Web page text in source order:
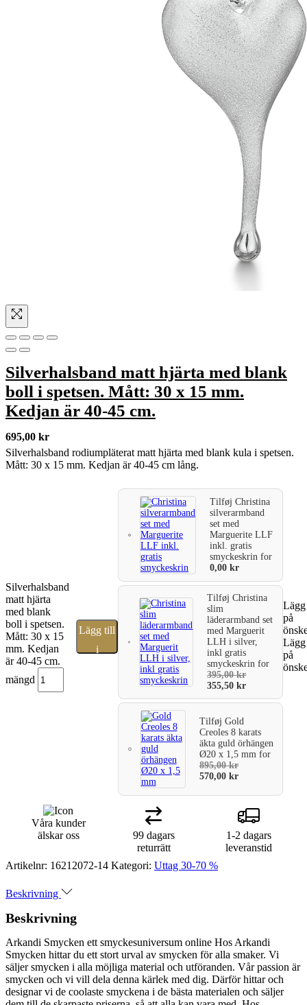
Silverhalsband matt hjärta med blank
boll i spetsen. Mått: 30 x 15 mm.
Kedjan är 40-45 cm.
695,00 kr
Silverhalsband rodiumpläterat matt hjärta med blank kula i spetsen.
Mått: 30 x 15 mm. Kedjan är 40-45 cm lång.
Silverhalsband
matt hjärta
med blank
boll i spetsen.
Mått: 30 x 15
mm. Kedjan
är 40-45 cm.
mängd
Lägg till
i
TilføjChristina
silverarmband
set med
Marguerite LLF
inkl. gratis
smyckeskrinfor
0,00kr
TilføjChristina
slim
läderarmband set
med Marguerit
LLH i silver,
inkl gratis
smyckeskrinfor
395,00kr
355,50kr
TilføjGold
Creoles 8 karats
äkta guld örhängen
Ø20 x 1,5 mmfor
895,00kr
570,00kr
på
på
Våra kunder
älskar oss
99 dagars
returrätt
1-2 dagars
leveranstid
Artikelnr: 16212072-14 Kategori: Uttag 30-70 %
Beskrivning
Beskrivning
Arkandi Smycken ett smyckesuniversum online Hos Arkandi
Smycken hittar du ett stort urval av smycken för alla smaker. Vi
säljer smycken i alla möjliga material och utföranden. Vår passion är
smycken och vi vill dela denna kärlek med dig. Därför hittar och
designar vi de coolaste smyckena i de bästa materialen och säljer